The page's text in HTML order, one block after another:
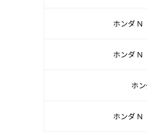
ホンダ
ホンダ
ホ
ホンダ